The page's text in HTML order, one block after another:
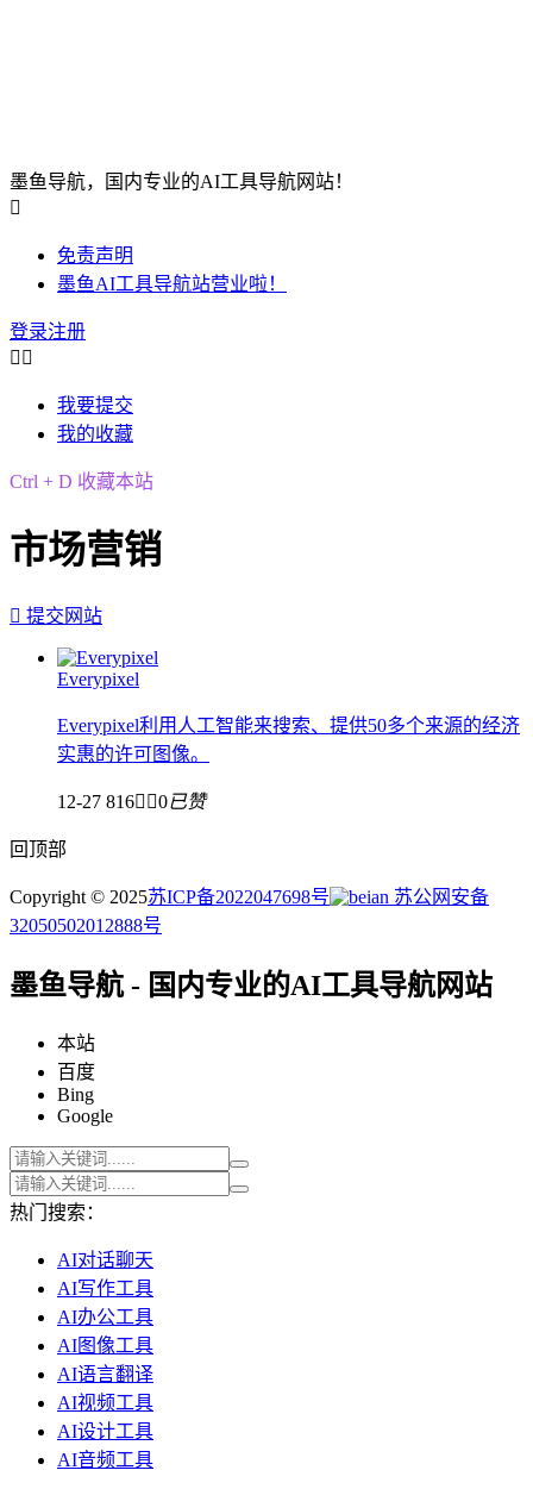
墨鱼导航，国内专业的AI工具导航网站！

免责声明
墨鱼AI工具导航站营业啦！
登录注册
 
我要提交
我的收藏
Ctrl + D 收藏本站
市场营销
 提交网站
Everypixel
Everypixel利用人工智能来搜索、提供50多个来源的经济
实惠的许可图像。
12-27 816 0已赞
回顶部
Copyright © 2025苏ICP备2022047698号
苏公网安备
32050502012888号
墨鱼导航 - 国内专业的AI工具导航网站
本站
百度
Bing
Google
热门搜索：
AI对话聊天
AI写作工具
AI办公工具
AI图像工具
AI语言翻译
AI视频工具
AI设计工具
AI音频工具